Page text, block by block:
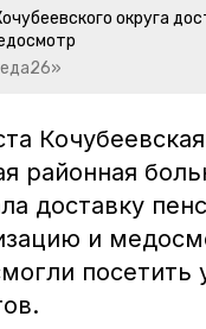
округа
Кочубеевская
районная
доставку
и
посетить